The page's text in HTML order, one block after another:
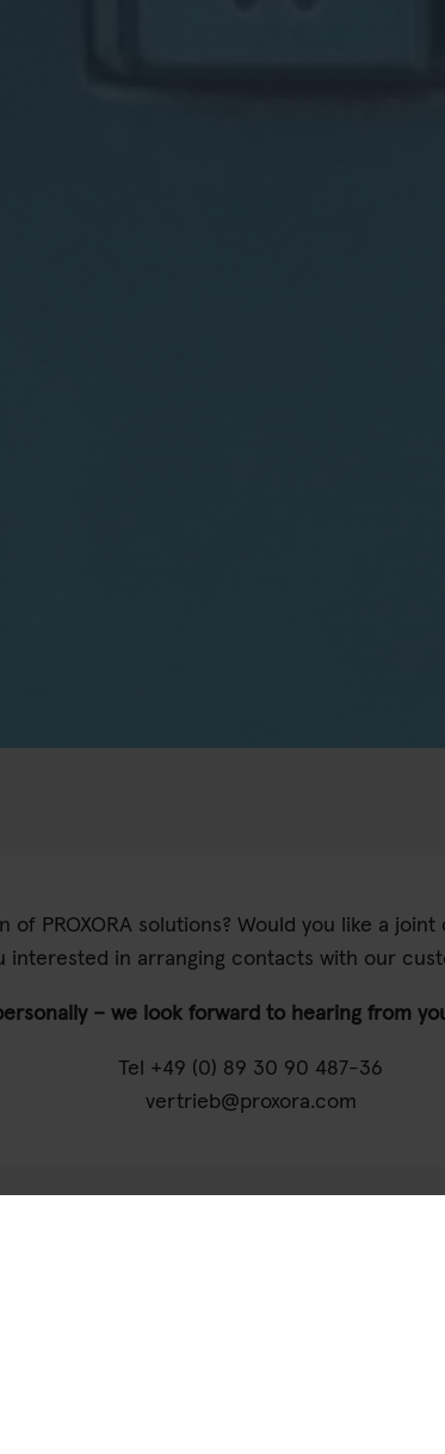
of PROXORA solutions? Would you like a
interested in arranging contacts with our
– we look forward to hearing from
Tel +49 (0) 89 30 90 487-36
vertrieb@proxora.com